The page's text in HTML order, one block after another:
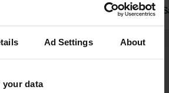
Ad Settings About
your data
supermarchés se
risque
à la plage.